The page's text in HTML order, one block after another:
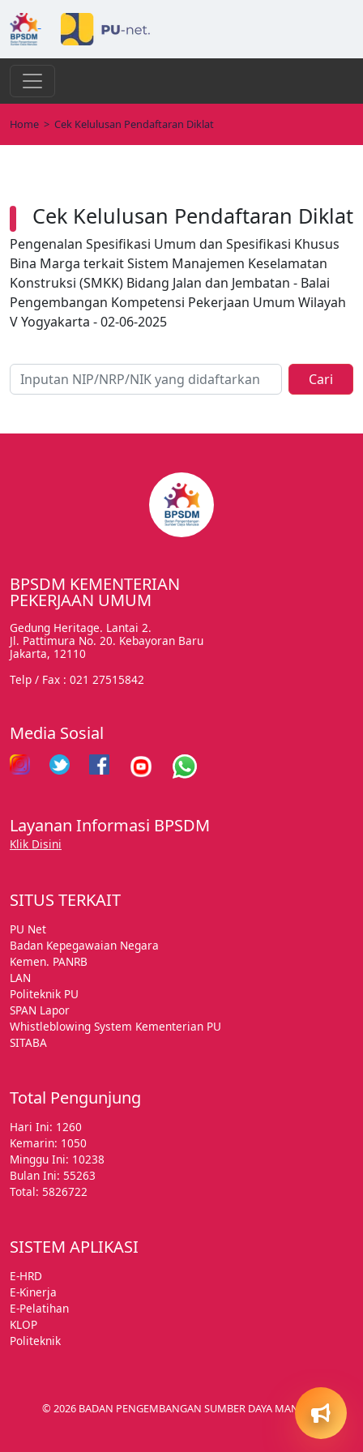
Home > Cek Kelulusan Pendaftaran Diklat
Cek Kelulusan Pendaftaran Diklat
Pengenalan Spesifikasi Umum dan Spesifikasi Khusus
Bina Marga terkait Sistem Manajemen Keselamatan
Konstruksi (SMKK) Bidang Jalan dan Jembatan - Balai
Pengembangan Kompetensi Pekerjaan Umum Wilayah
V Yogyakarta - 02-06-2025
Cari
BPSDM KEMENTERIAN
PEKERJAAN UMUM
Gedung Heritage. Lantai 2.
Jl. Pattimura No. 20. Kebayoran Baru
Jakarta, 12110
Telp / Fax : 021 27515842
Media Sosial
Layanan Informasi BPSDM
Klik Disini
SITUS TERKAIT
PU Net
Badan Kepegawaian Negara
Kemen. PANRB
LAN
Politeknik PU
SPAN Lapor
Whistleblowing System Kementerian PU
SITABA
Total Pengunjung
Hari Ini: 1260
Kemarin: 1050
Minggu Ini: 10238
Bulan Ini: 55263
Total: 5826722
SISTEM APLIKASI
E-HRD
E-Kinerja
E-Pelatihan
KLOP
Politeknik
© 2026 BADAN PENGEMBANGAN SUMBER DAYA MANUSIA